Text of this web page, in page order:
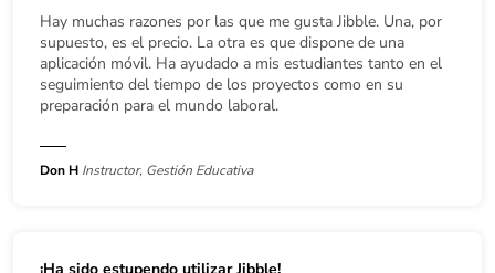
Hay muchas razones por las que me gusta Jibble. Una, por
supuesto, es el precio. La otra es que dispone de una
aplicación móvil. Ha ayudado a mis estudiantes tanto en el
seguimiento del tiempo de los proyectos como en su
preparación para el mundo laboral.
Don H Instructor, Gestión Educativa